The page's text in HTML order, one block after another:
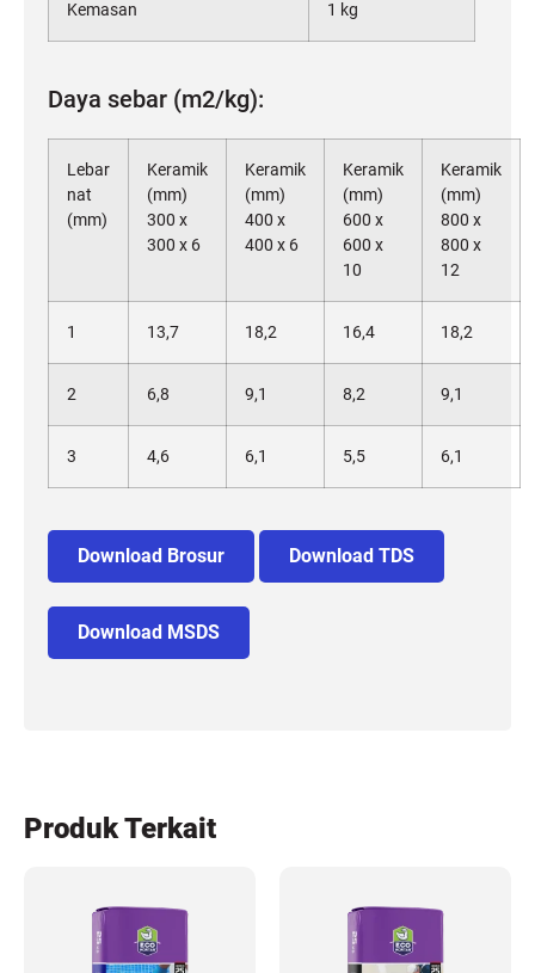
Kemasan 1 kg
Daya sebar (m2/kg):
Lebar
nat
(mm)
Keramik
(mm)
300 x
300 x 6
Keramik
(mm)
400 x
400 x 6
Keramik
(mm)
600 x
600 x
10
Keramik
(mm)
800 x
800 x
12
1 13,7 18,2 16,4 18,2
2 6,8 9,1 8,2 9,1
3 4,6 6,1 5,5 6,1
Download Brosur Download TDS
Download MSDS
Produk Terkait